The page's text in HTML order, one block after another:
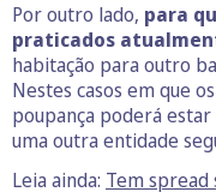
Por outro lado, para
praticados
habitação para outro
Nestes casos em que os
poupança poderá estar
uma outra entidade
Leia ainda: Tem spread